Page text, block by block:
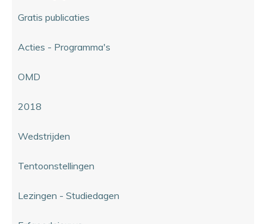
Gratis publicaties
Acties - Programma's
OMD
2018
Wedstrijden
Tentoonstellingen
Lezingen - Studiedagen